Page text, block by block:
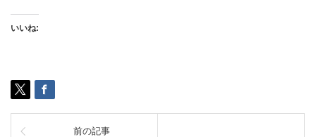
いいね:
前の記事